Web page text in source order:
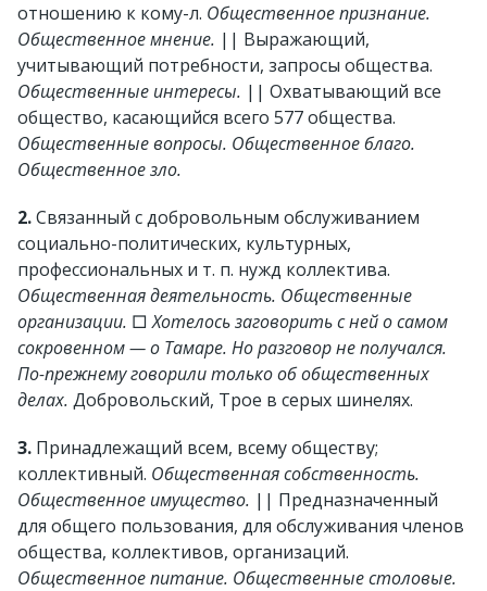
отношению к кому-л. Общественное признание.
Общественное мнение. || Выражающий,
учитывающий потребности, запросы общества.
Общественные интересы. || Охватывающий все
общество, касающийся всего 577общества.
Общественные вопросы. Общественное благо.
Общественное зло.
2.Связанный с добровольным обслуживанием
социально-политических, культурных,
профессиональных и т. п. нужд коллектива.
Общественная деятельность. Общественные
организации. □Хотелось заговорить с ней о самом
сокровенном — о Тамаре. Но разговор не получался.
По-прежнему говорили только об общественных
делах. Добровольский, Трое в серых шинелях.
3. Принадлежащий всем, всему обществу;
коллективный. Общественная собственность.
Общественное имущество. || Предназначенный
для общего пользования, для обслуживания членов
общества, коллективов, организаций.
Общественное питание. Общественные столовые.